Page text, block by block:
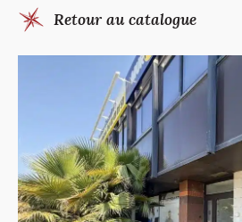
Retour au catalogue